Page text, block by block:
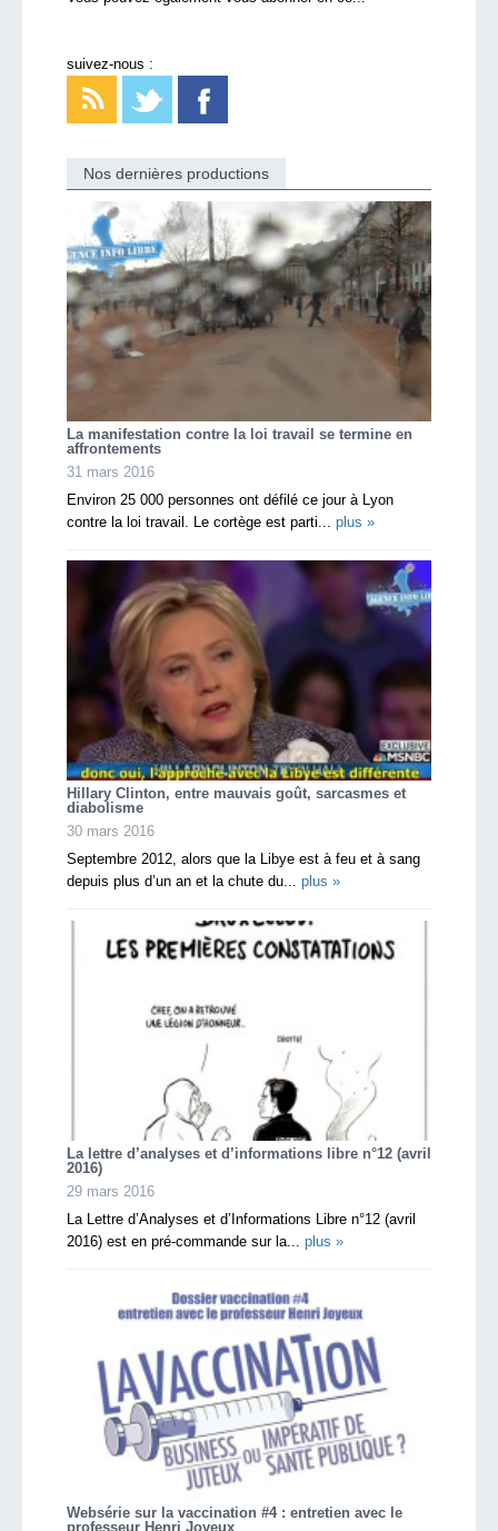
suivez-nous :
Nos dernières productions
La manifestation contre la loi travail se termine en
affrontements
31 mars 2016
Environ 25 000 personnes ont défilé ce jour à Lyon
contre la loi travail. Le cortège est parti... plus »
Hillary Clinton, entre mauvais goût, sarcasmes et
diabolisme
30 mars 2016
Septembre 2012, alors que la Libye est à feu et à sang
depuis plus d’un an et la chute du... plus »
La lettre d’analyses et d’informations libre n°12 (avril
2016)
29 mars 2016
La Lettre d’Analyses et d’Informations Libre n°12 (avril
2016) est en pré-commande sur la... plus »
Websérie sur la vaccination #4 : entretien avec le
professeur Henri Joyeux